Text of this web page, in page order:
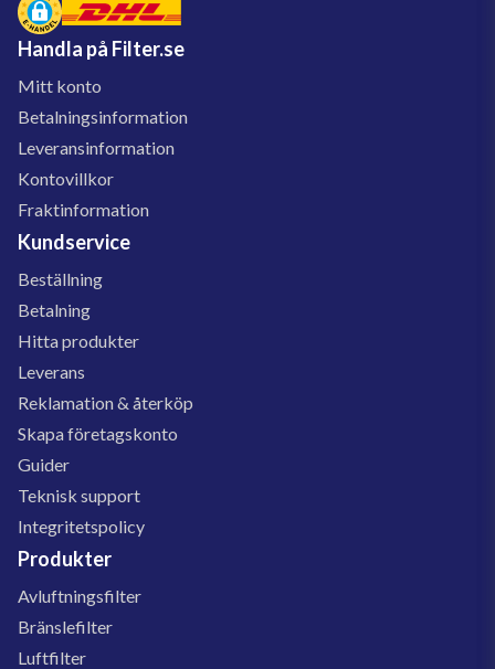
Handla på Filter.se
Mitt konto
Betalningsinformation
Leveransinformation
Kontovillkor
Fraktinformation
Kundservice
Beställning
Betalning
Hitta produkter
Leverans
Reklamation & återköp
Skapa företagskonto
Guider
Teknisk support
Integritetspolicy
Produkter
Avluftningsfilter
Bränslefilter
Luftfilter